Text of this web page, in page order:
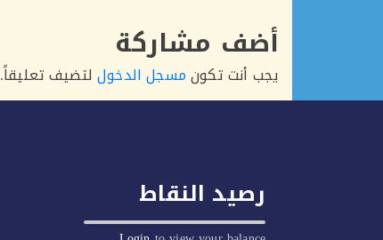
أضف مشاركة
يجب أنت تكونمسجل الدخوللتضيف تعليقاً.
رصيد النقاط